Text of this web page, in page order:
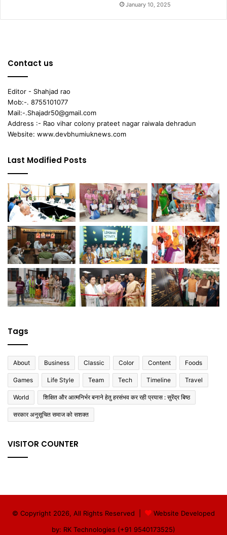
January 10, 2025
Contact us
Editor - Shahjad rao
Mob:-. 8755101077
Mail:-.Shajadr50@gmail.com
Address :- Rao vihar colony prateet nagar raiwala dehradun
Website: www.devbhumiuknews.com
Last Modified Posts
Tags
About Business Classic Color Content Foods
Games Life Style Team Tech Timeline Travel
World शिक्षित और आत्मनिर्भर बनाने हेतु हरसंभव कर रही प्रयास : सुरेंद्र बिष्ठ
सरकार अनुसूचित समाज को सशक्त
VISITOR COUNTER
© Copyright 2026, All Rights Reserved |
Website Developed
by: RK Technologies (+91 9540173525)